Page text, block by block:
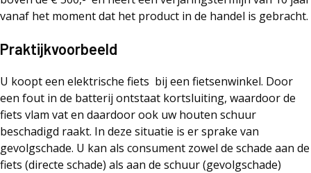
vanaf het moment dat het product in de handel is gebracht.
Praktijkvoorbeeld
U koopt een elektrische fiets bij een fietsenwinkel. Door
een fout in de batterij ontstaat kortsluiting, waardoor de
fiets vlam vat en daardoor ook uw houten schuur
beschadigd raakt. In deze situatie is er sprake van
gevolgschade. U kan als consument zowel de schade aan de
fiets (directe schade) als aan de schuur (gevolgschade)